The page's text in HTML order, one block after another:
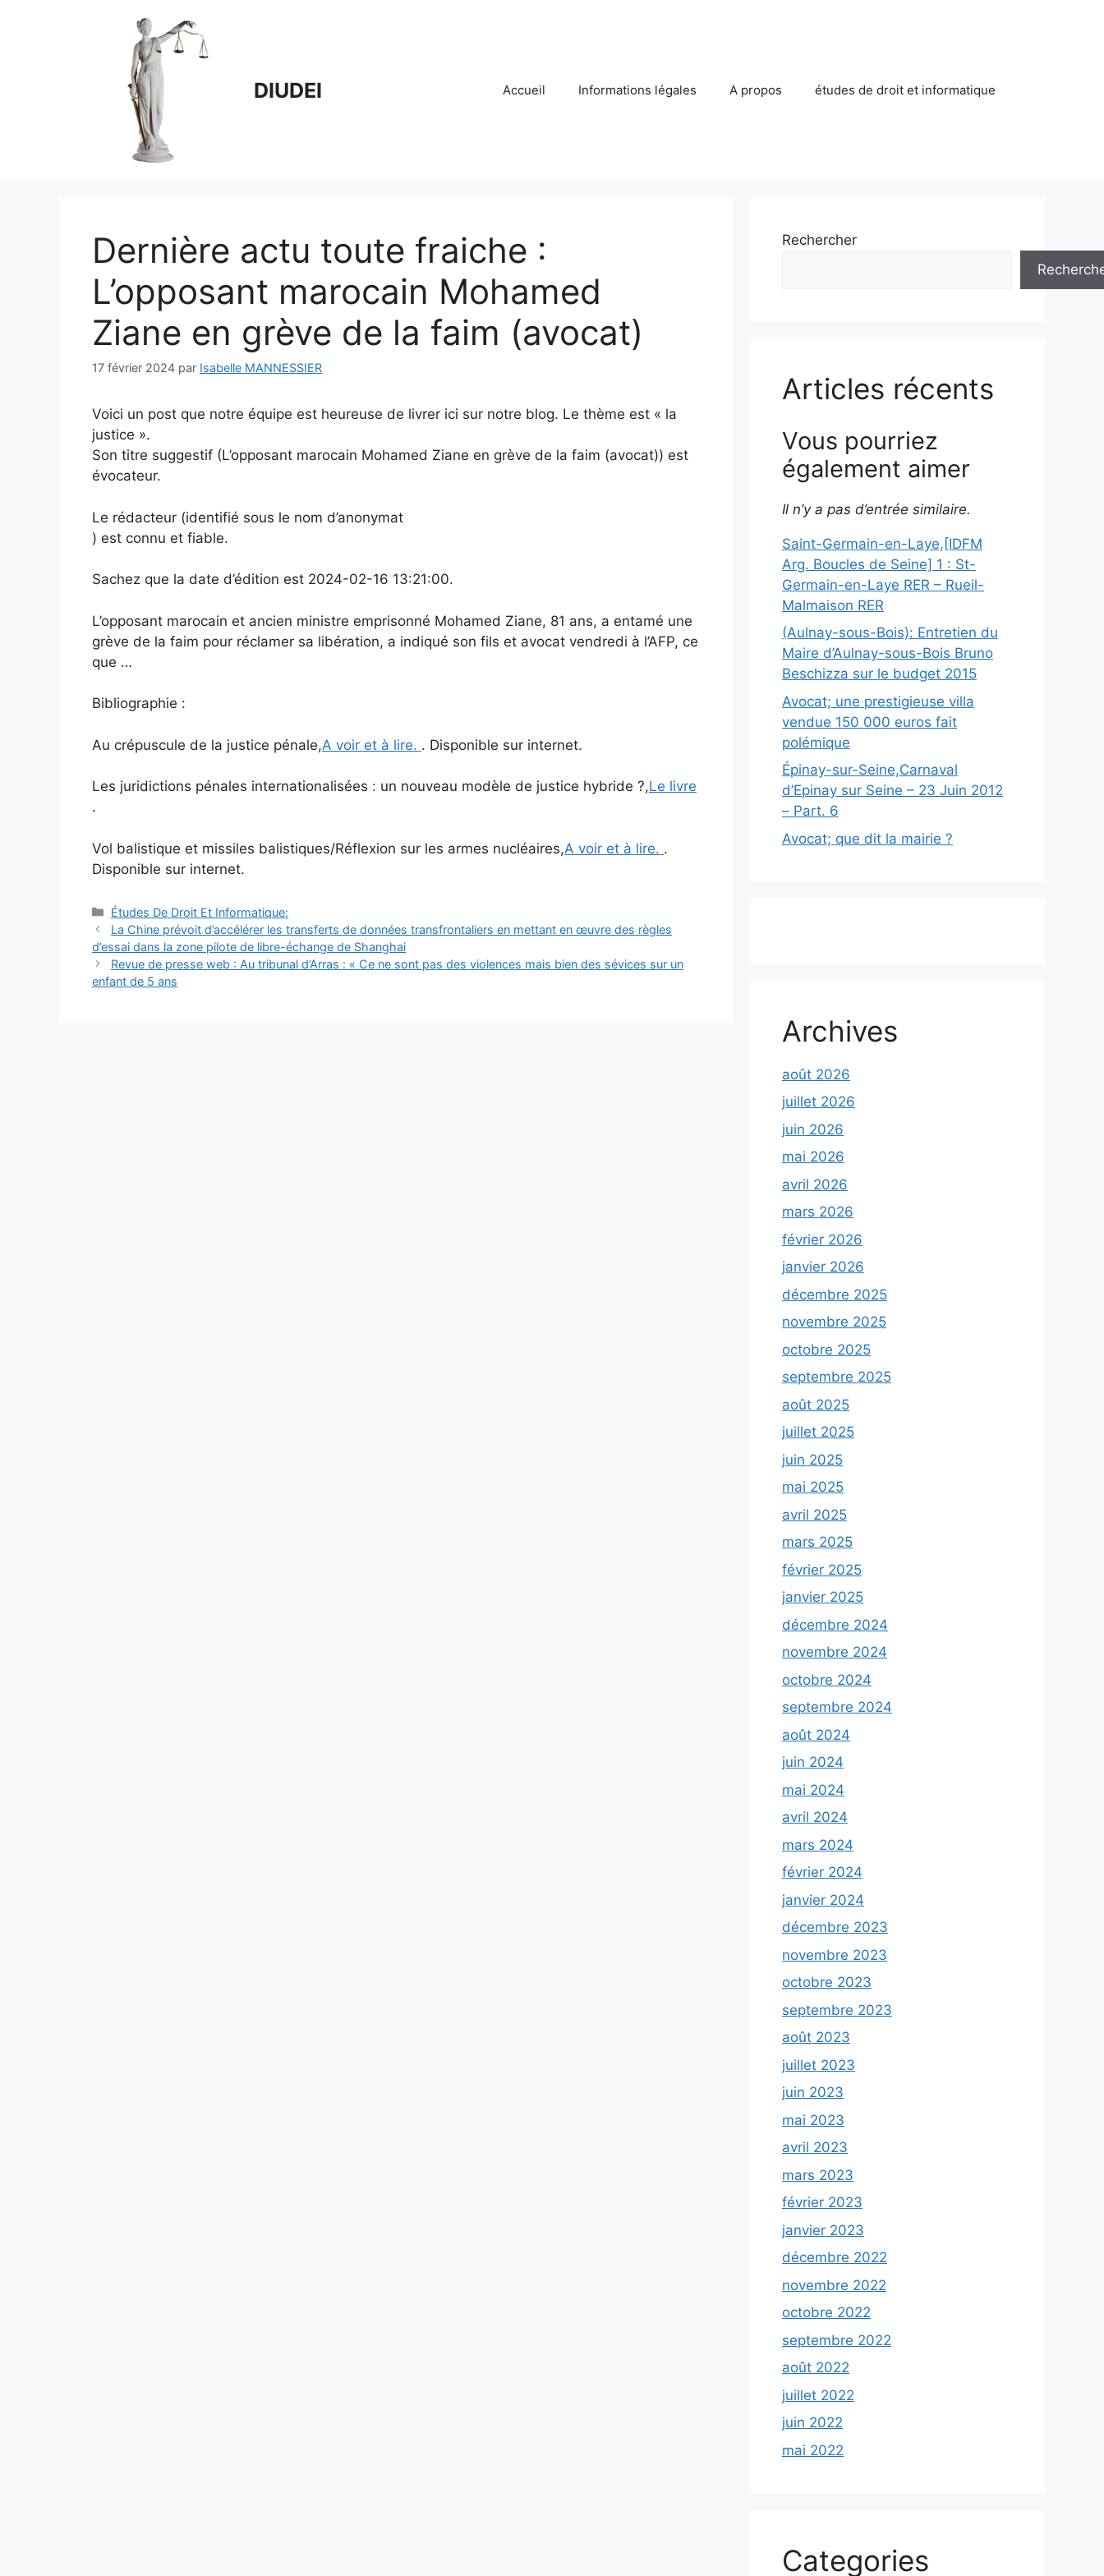
DIUDEI Accueil Informations légales A propos études de droit et informatique
Dernière actu toute fraiche :
L’opposant marocain Mohamed
Ziane en grève de la faim (avocat)
17 février 2024 par Isabelle MANNESSIER
Voici un post que notre équipe est heureuse de livrer ici sur notre blog. Le thème est « la
justice ».
Son titre suggestif (L’opposant marocain Mohamed Ziane en grève de la faim (avocat)) est
évocateur.
Le rédacteur (identifié sous le nom d’anonymat
) est connu et fiable.
Sachez que la date d’édition est 2024-02-16 13:21:00.
L’opposant marocain et ancien ministre emprisonné Mohamed Ziane, 81 ans, a entamé une
grève de la faim pour réclamer sa libération, a indiqué son fils et avocat vendredi à l’AFP, ce
que …
Bibliographie :
Au crépuscule de la justice pénale,A voir et à lire. . Disponible sur internet.
Les juridictions pénales internationalisées : un nouveau modèle de justice hybride ?,Le livre
.
Vol balistique et missiles balistiques/Réflexion sur les armes nucléaires,A voir et à lire. .
Disponible sur internet.
Catégories
Études De Droit Et Informatique:
Navigation
des
articles
La Chine prévoit d’accélérer les transferts de données transfrontaliers en mettant en œuvre des règles
d’essai dans la zone pilote de libre-échange de Shanghai
Revue de presse web : Au tribunal d’Arras : « Ce ne sont pas des violences mais bien des sévices sur un
enfant de 5 ans
Rechercher
Articles récents
Vous pourriez
également aimer
Il n’y a pas d’entrée similaire.
Saint-Germain-en-Laye,[IDFM
Arg. Boucles de Seine] 1 : St-
Germain-en-Laye RER – Rueil-
Malmaison RER
(Aulnay-sous-Bois): Entretien du
Maire d’Aulnay-sous-Bois Bruno
Beschizza sur le budget 2015
Avocat; une prestigieuse villa
vendue 150 000 euros fait
polémique
Épinay-sur-Seine,Carnaval
d’Epinay sur Seine – 23 Juin 2012
– Part. 6
Avocat; que dit la mairie ?
Archives
août 2026
juillet 2026
juin 2026
mai 2026
avril 2026
mars 2026
février 2026
janvier 2026
décembre 2025
novembre 2025
octobre 2025
septembre 2025
août 2025
juillet 2025
juin 2025
mai 2025
avril 2025
mars 2025
février 2025
janvier 2025
décembre 2024
novembre 2024
octobre 2024
septembre 2024
août 2024
juin 2024
mai 2024
avril 2024
mars 2024
février 2024
janvier 2024
décembre 2023
novembre 2023
octobre 2023
septembre 2023
août 2023
juillet 2023
juin 2023
mai 2023
avril 2023
mars 2023
février 2023
janvier 2023
décembre 2022
novembre 2022
octobre 2022
septembre 2022
août 2022
juillet 2022
juin 2022
mai 2022
Categories